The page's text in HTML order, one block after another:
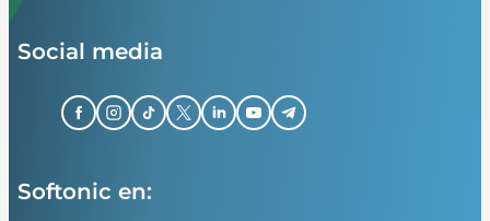
Social media
Softonic en: